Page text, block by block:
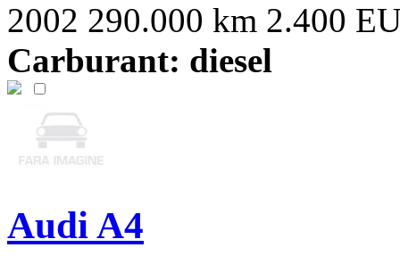
2002 290.000 km 2.400
Carburant: diesel
Audi A4